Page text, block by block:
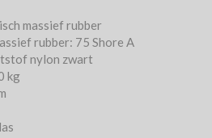
massief rubber
rubber: 75 Shore A
nylon zwart
kg